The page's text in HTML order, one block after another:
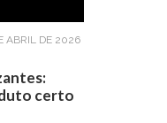
ABRIL DE 2026
certo